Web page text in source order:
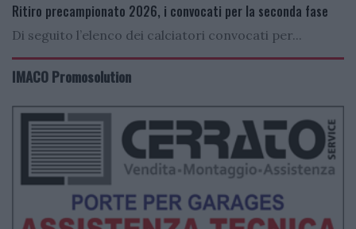
Ritiro precampionato 2026, i convocati per la seconda fase
Di seguito l’elenco dei calciatori convocati per...
IMACO Promosolution